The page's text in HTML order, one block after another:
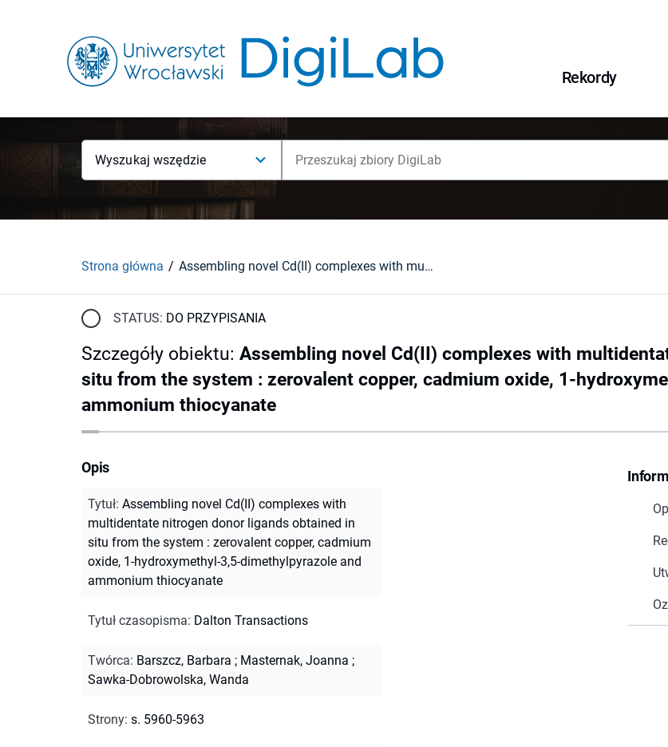
Rekordy
Wyszukaj wszędzie
Strona główna Assembling novel Cd(II) complexes with multidentate nitrogen donor ligands obtained in situ from the system : zerovalent copper, cadmium oxide, 1-hydroxymethyl-3,5-dimethylpyrazole and ammonium thiocyanate
STATUS: DO PRZYPISANIA
Szczegóły obiektu: Assembling novel Cd(II) complexes with
situ from the system : zerovalent copper, cadmium oxide, 1-
ammonium thiocyanate
Opis
Tytuł: Assembling novel Cd(II) complexes with
multidentate nitrogen donor ligands obtained in
situ from the system : zerovalent copper, cadmium
oxide, 1-hydroxymethyl-3,5-dimethylpyrazole and
ammonium thiocyanate
Tytuł czasopisma: Dalton Transactions
Twórca: Barszcz, Barbara ; Masternak, Joanna ;
Sawka-Dobrowolska, Wanda
Strony: s. 5960-5963